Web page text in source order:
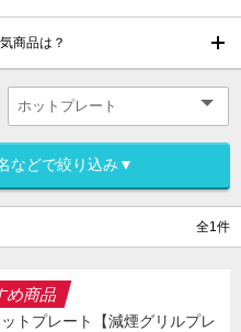
商品は？
などで絞り込み▼
全1件
め商品
トプレート【減煙グリルプレ